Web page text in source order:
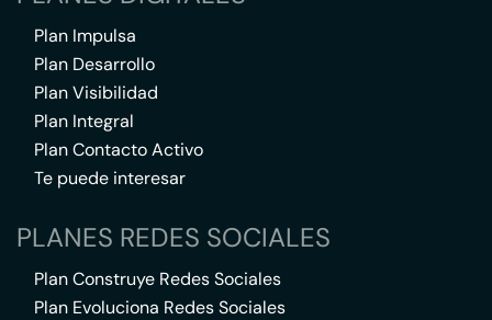
Plan Impulsa
Plan Desarrollo
Plan Visibilidad
Plan Integral
Plan Contacto Activo
Te puede interesar
PLANES REDES SOCIALES
Plan Construye Redes Sociales
Plan Evoluciona Redes Sociales